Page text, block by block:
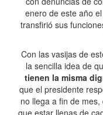
enero de este año
transfirió sus
Con las vasijas de
la sencilla idea de
tienen la misma
que el presidente
no llega a fin de
que estar llenas de